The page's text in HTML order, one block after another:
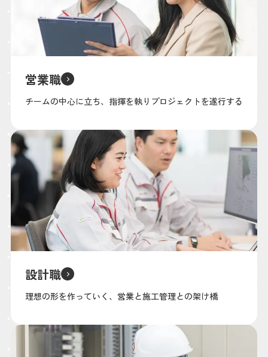
営業職
チームの中心に立ち、指揮を執りプロジェクトを遂行する
設計職
理想の形を作っていく、営業と施工管理との架け橋